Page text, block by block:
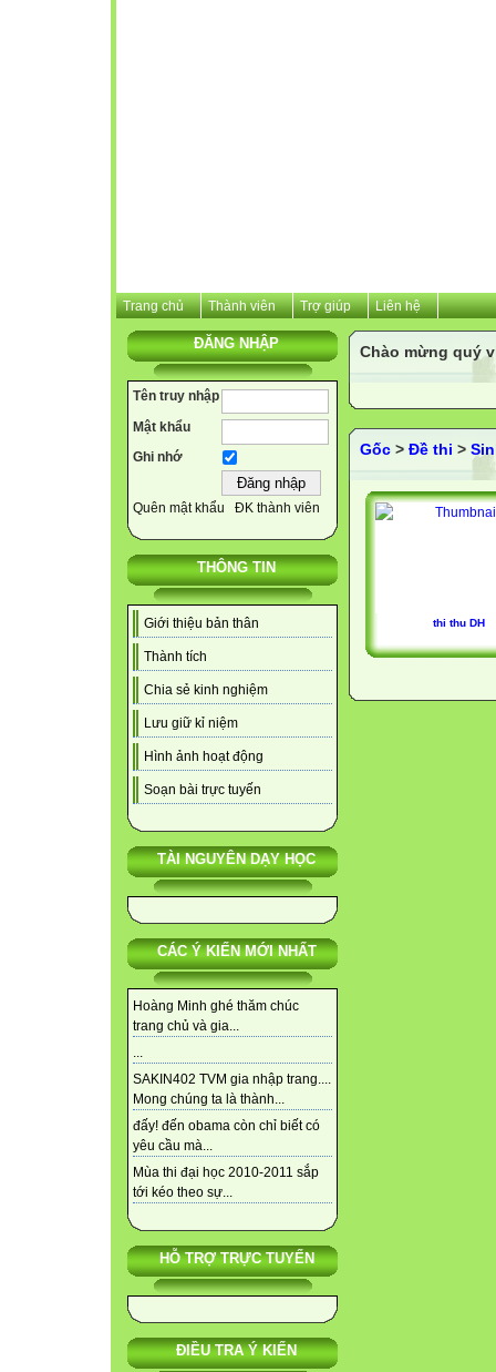
Trang chủ Thành viên Trợ giúp Liên hệ
ĐĂNG NHẬP
Tên truy nhập
Mật khẩu
Ghi nhớ
Quên mật khẩu ĐK thành viên
THÔNG TIN
Giới thiệu bản thân
Thành tích
Chia sẻ kinh nghiệm
Lưu giữ kỉ niệm
Hình ảnh hoạt động
Soạn bài trực tuyến
TÀI NGUYÊN DẠY HỌC
CÁC Ý KIẾN MỚI NHẤT
Hoàng Minh ghé thăm chúc
trang chủ và gia...
...
SAKIN402 TVM gia nhập trang....
Mong chúng ta là thành...
đấy! đến obama còn chỉ biết có
yêu cầu mà...
Mùa thi đại học 2010-2011 sắp
tới kéo theo sự...
HỖ TRỢ TRỰC TUYẾN
ĐIỀU TRA Ý KIẾN
Chào mừng quý
Gốc > Đề thi >
thi thu DH